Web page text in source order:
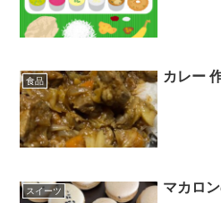
食品 カレー
スイーツ マカロ